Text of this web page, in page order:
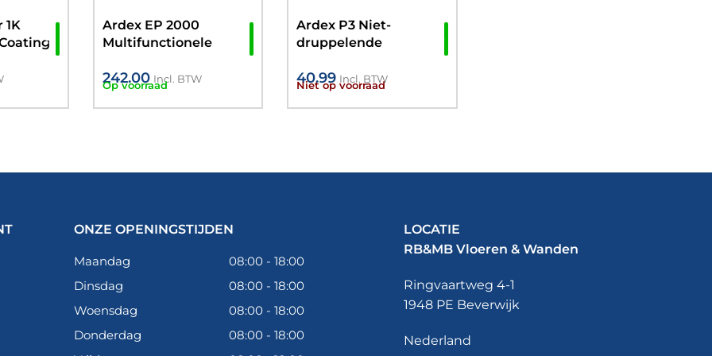
Ardex EP 2000
Multifunctionele
242.00 Incl. BTW
Op voorraad
Ardex P3 Niet-
druppelende
grondering 5kg
40.99 Incl. BTW
Niet op voorraad
ONZE OPENINGSTIJDEN
Maandag
08:00 - 18:00
Dinsdag
08:00 - 18:00
Woensdag
08:00 - 18:00
Donderdag
08:00 - 18:00
LOCATIE
RB&MB Vloeren & Wanden
Ringvaartweg 4-1
1948 PE Beverwijk
Nederland